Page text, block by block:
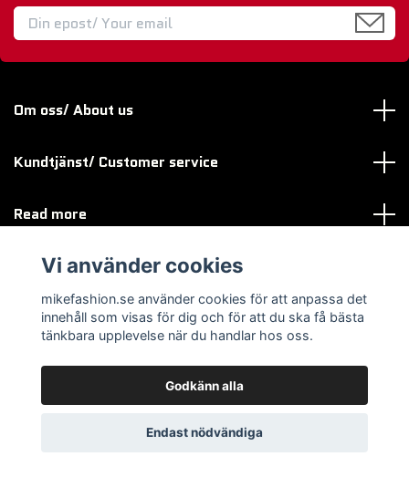
Om oss/ About us
Kundtjänst/ Customer service
Read more
Sociala medier
© 2026 mikefashion.se
Vi använder cookies
mikefashion.se använder cookies för att anpassa det
innehåll som visas för dig och för att du ska få bästa
tänkbara upplevelse när du handlar hos oss.
Godkänn alla
Endast nödvändiga